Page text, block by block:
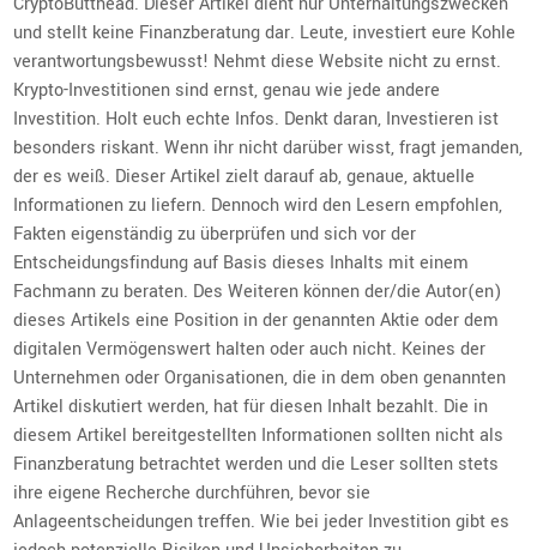
und stellt keine Finanzberatung dar. Leute, investiert eure Kohle
verantwortungsbewusst! Nehmt diese Website nicht zu ernst.
Krypto-Investitionen sind ernst, genau wie jede andere
Investition. Holt euch echte Infos. Denkt daran, Investieren ist
besonders riskant. Wenn ihr nicht darüber wisst, fragt jemanden,
der es weiß. Dieser Artikel zielt darauf ab, genaue, aktuelle
Informationen zu liefern. Dennoch wird den Lesern empfohlen,
Fakten eigenständig zu überprüfen und sich vor der
Entscheidungsfindung auf Basis dieses Inhalts mit einem
Fachmann zu beraten. Des Weiteren können der/die Autor(en)
dieses Artikels eine Position in der genannten Aktie oder dem
digitalen Vermögenswert halten oder auch nicht. Keines der
Unternehmen oder Organisationen, die in dem oben genannten
Artikel diskutiert werden, hat für diesen Inhalt bezahlt. Die in
diesem Artikel bereitgestellten Informationen sollten nicht als
Finanzberatung betrachtet werden und die Leser sollten stets
ihre eigene Recherche durchführen, bevor sie
Anlageentscheidungen treffen. Wie bei jeder Investition gibt es